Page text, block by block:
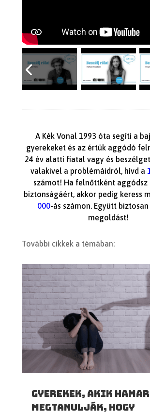
A Kék Vonal 1993 óta segíti a
gyerekeket és az értük aggódó
24 év alatti fiatal vagy és
valakivel a problémáidról, hívd a
számot! Ha felnőttként
biztonságáért, akkor pedig keress
000-ás számon. Együtt
megoldást!
További cikkek a témában:
Gyerekek, akik hamar
megtanulják, hogy